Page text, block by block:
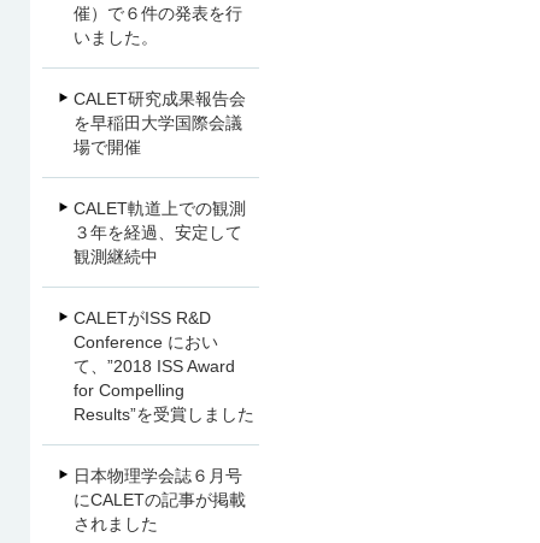
催）で６件の発表を行
いました。
CALET研究成果報告会
を早稲田大学国際会議
場で開催
CALET軌道上での観測
３年を経過、安定して
観測継続中
CALETがISS R&D
Conference におい
て、”2018 ISS Award
for Compelling
Results”を受賞しました
日本物理学会誌６月号
にCALETの記事が掲載
されました